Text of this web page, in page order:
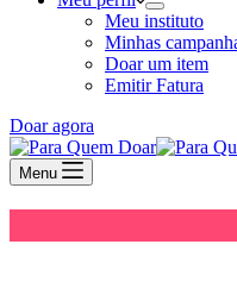
Meu instituto
Minhas
Doar um item
Emitir Fatura
Doar agora
Menu